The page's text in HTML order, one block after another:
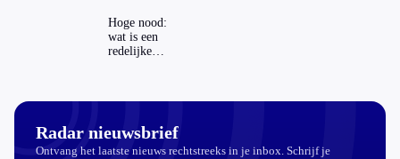
mag dat
zomaar?
Hoge nood:
wat is een
redelijke
Radar nieuwsbrief
Ontvang het laatste nieuws rechtstreeks in je inbox. Schrijf je